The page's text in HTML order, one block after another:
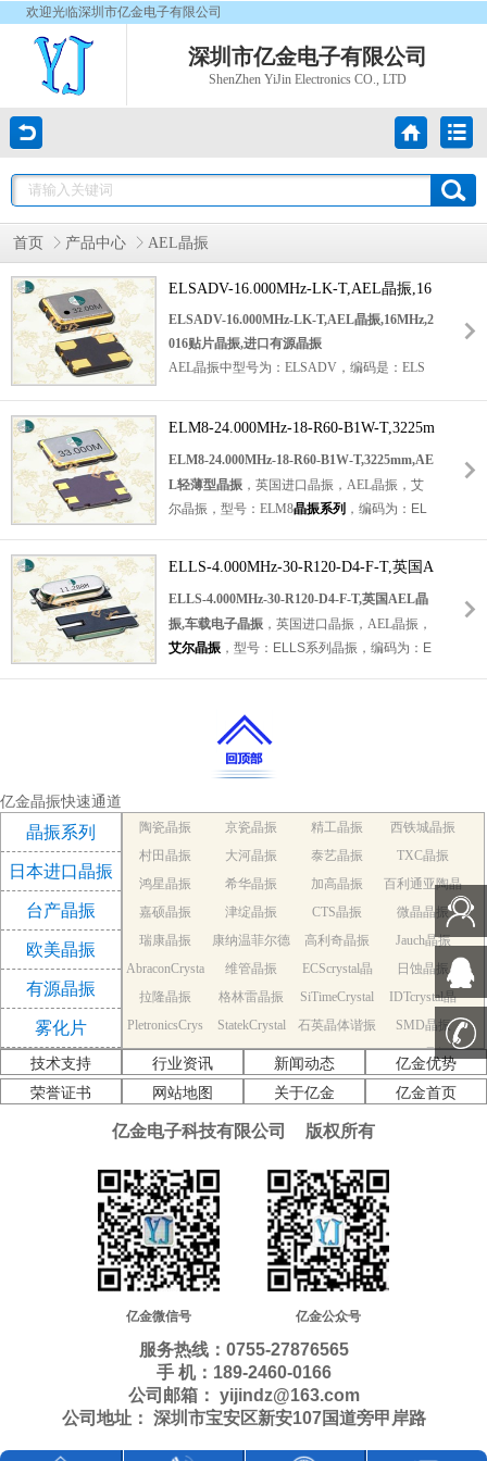
欢迎光临深圳市亿金电子有限公司
深圳市亿金电子有限公司
ShenZhen YiJin Electronics CO., LTD
首页 产品中心 AEL晶振
ELSADV-16.000MHz-LK-T,AEL晶振,16
MHz,2016贴片晶振,进口有源晶振
ELSADV-16.000MHz-LK-T,AEL晶振,16MHz,2
016贴片晶振,进口有源晶振
AEL晶振中型号为：ELSADV，编码是：ELS
pm，工作温度范围是：-40℃至+85℃，电流
为：3mA，小体积晶振尺寸：2.0x1.6x0.8mm封
装，为2016贴片晶振，进口有源晶振，贴片晶
振，无铅环保晶振。具有小体积，轻薄型，高
于：通讯设备晶振，车载电子晶振，智能家居
等应用。
ELM8-24.000MHz-18-R60-B1W-T,3225m
m,AEL轻薄型晶振
ELM8-24.000MHz-18-R60-B1W-T,3225mm,AE
L轻薄型晶振 ，英国进口晶振，AEL晶振，艾
尔晶振，型号：ELM8晶振系列 ，编码为： EL
4.000MHz，负载：18pF，工作温度范围：-2
差：±10ppm，小体积晶振尺寸：3.2x2.5mm
封装，四脚贴片晶振，3225晶振，石英晶振，
石英晶体谐振器，无源晶振，无铅环保晶振。
具有超小型，轻薄型，高品质，高性能，高可
智能手机晶振，平板电脑晶振，汽车电子晶
振，游戏机设备等应用。
ELLS-4.000MHz-30-R120-D4-F-T,英国A
EL晶振,车载电子晶振
ELLS-4.000MHz-30-R120-D4-F-T,英国AEL晶
振,车载电子晶振 ， 英国进口晶振，AEL晶振，
艾尔晶振 ，型号：ELLS系列晶振，编码为： E
m，频率容差：±30ppm，工作温度范围：-4
0℃至+85℃，小体积晶振尺寸：12.3x4.6x4.3
mm封装，两脚贴片晶振，无源晶振，椭圆形
体，无铅环保晶振。具有小体积，轻薄型，高
性能，高品质，高温度等特点。被广泛应用
于：通讯设备晶振，车载电子晶振，智能家居
晶振，无线蓝牙晶振，物联网晶振，安防设备
等应用。
亿金晶振快速通道
晶振系列
日本进口晶振
台产晶振
欧美晶振
有源晶振
雾化片
陶瓷晶振 京瓷晶振 精工晶振
西铁城晶振
村田晶振
大河晶振 泰艺晶振
TXC晶振
鸿星晶振
希华晶振 加高晶振
百利通亚陶晶
振
嘉硕晶振 津绽晶振 CTS晶振
微晶晶振
瑞康晶振
康纳温菲尔德
晶振
高利奇晶振
Jauch晶振
AbraconCrysta
l晶振
维管晶振
ECScrystal晶
振
日蚀晶振
拉隆晶振
格林雷晶振
SiTimeCrystal
晶振
IDTcrystal晶
振
PletronicsCrys
tal晶振
StatekCrystal
晶振
石英晶体谐振
器
SMD晶振
KDS Quartz cr
ystal
NDK Quartz c
rystal
EPSON Quart
z crystal
AEK晶振
AEL晶振
Cardinal晶振 Crystek晶振
Euroquartz晶
振
KVG晶振
MMDCOMP
MtronPTI晶振
QuartzCom晶
振
QuartzChnik
SUNTSU晶振
Transko晶振
WI2WI晶振
富士晶振
MERCURY晶
振
韩国三呢晶振
ITTI晶振 ACT晶振
Lihom晶振
rubyquartz晶
Oscilent晶振
SHINSUNG
晶振
SMI晶振 PDI晶振
C-TECH晶振
Microchip晶
NIC晶振
QVS晶振 Bomar晶振
GED晶振
FILTRONETI
CS晶振
STD晶振
Anderson晶振
Wenzel晶振 NEL晶振
EM晶振
PETERMAN
FCD-Tech晶 HEC晶振 FMI晶振
技术支持 行业资讯 新闻动态
亿金优势
荣誉证书
网站地图 关于亿金 亿金首页
亿金电子科技有限公司 版权所有
亿金微信号 亿金公众号
服务热线：0755-27876565
手 机：189-2460-0166
公司邮箱： yijindz@163.com
公司地址： 深圳市宝安区新安107国道旁甲岸路